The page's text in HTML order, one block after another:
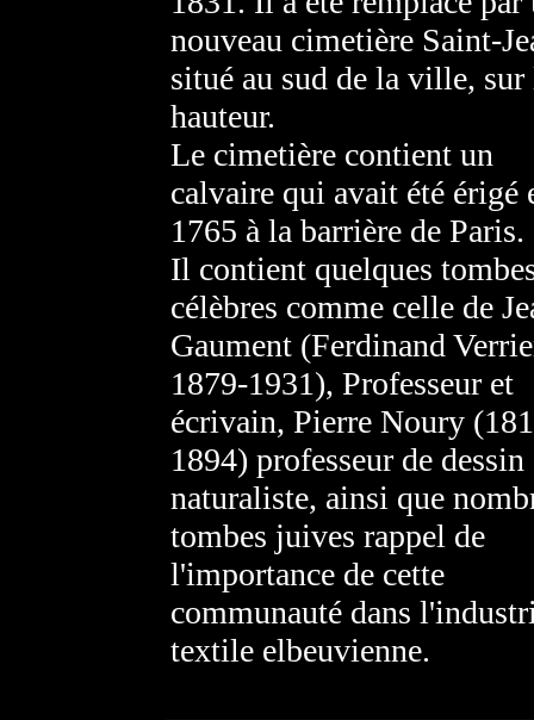
nouveau cimetière Saint-
situé au sud de la ville, sur
hauteur.
Le cimetière contient un
calvaire qui avait été érigé
1765 à la barrière de Paris.
Il contient quelques
célèbres comme celle de
Gaument (Ferdinand
1879-1931), Professeur et
écrivain, Pierre Noury
1894) professeur de dessin
naturaliste, ainsi que
tombes juives rappel de
l'importance de cette
communauté dans
textile elbeuvienne.